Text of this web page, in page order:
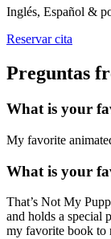
Inglés, Español &
Reservar cita
Preguntas
What is your
My favorite
What is your
That’s Not My
and holds a special
my favorite book to